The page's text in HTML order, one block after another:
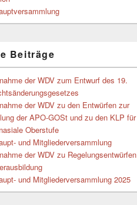
Beiträge
der WDV zum Entwurf des 19.
der WDV zu den Entwürfen zur
der APO-GOSt und zu den KLP für
Oberstufe
und Mitgliederversammlung
der WDV zu Regelungsentwürfen
und Mitgliederversammlung 2025